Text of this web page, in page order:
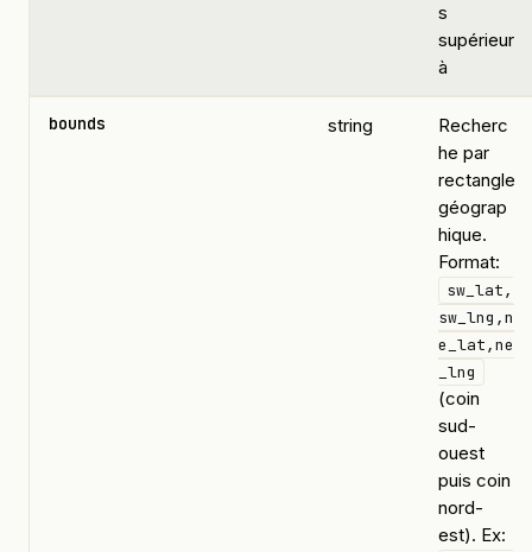
s
supérieur
à
bounds string
Recherc
he par
rectangle
géograp
hique.
Format:
sw_lat,
sw_lng,n
e_lat,ne
_lng
(coin
sud-
ouest
puis coin
nord-
est). Ex: